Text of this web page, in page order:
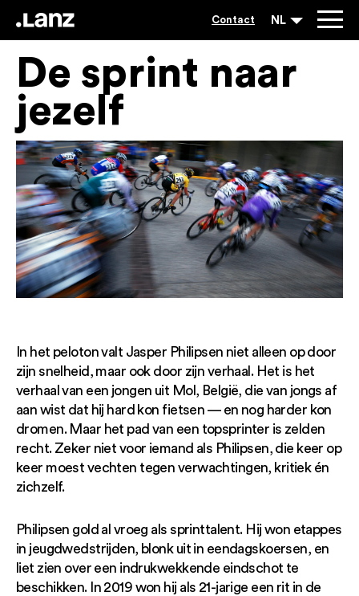
Contact NL
De sprint naar
jezelf
In het peloton valt Jasper Philipsen niet alleen op door
zijn snelheid, maar ook door zijn verhaal. Het is het
verhaal van een jongen uit Mol, België, die van jongs af
aan wist dat hij hard kon fietsen — en nog harder kon
dromen. Maar het pad van een topsprinter is zelden
recht. Zeker niet voor iemand als Philipsen, die keer op
keer moest vechten tegen verwachtingen, kritiek én
zichzelf.
Philipsen gold al vroeg als sprinttalent. Hij won etappes
in jeugdwedstrijden, blonk uit in eendagskoersen, en
liet zien over een indrukwekkende eindschot te
beschikken. In 2019 won hij als 21-jarige een rit in de